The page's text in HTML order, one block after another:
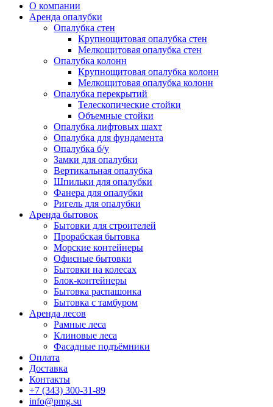
О компании
Аренда опалубки
Опалубка стен
Крупнощитовая опалубка стен
Мелкощитовая опалубка стен
Опалубка колонн
Крупнощитовая опалубка колонн
Мелкощитовая опалубка колонн
Опалубка перекрытий
Телескопические стойки
Объемные стойки
Опалубка лифтовых шахт
Опалубка для фундамента
Опалубка б/у
Замки для опалубки
Вертикальная опалубка
Шпильки для опалубки
Фанера для опалубки
Ригель для опалубки
Аренда бытовок
Бытовки для строителей
Прорабская бытовка
Морские контейнеры
Офисные бытовки
Бытовки на колесах
Блок-контейнеры
Бытовка распашонка
Бытовка с тамбуром
Аренда лесов
Рамные леса
Клиновые леса
Фасадные подъёмники
Оплата
Доставка
Контакты
+7 (343) 300-31-89
info@pmg.su